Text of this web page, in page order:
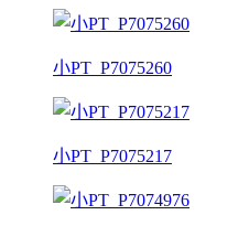
小PT_P7075260
小PT_P7075217